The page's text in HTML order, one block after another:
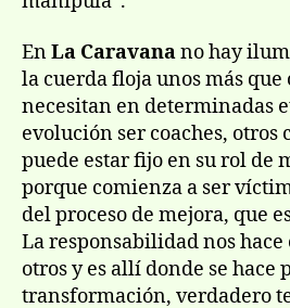
EnLa Caravanano hay
la cuerda floja unos más que
necesitan en determinadas
evolución ser coaches, otros
puede estar fijo en su rol de
porque comienza a ser
del proceso de mejora, que
La responsabilidad nos
otros y es allí donde se hace
transformación, verdadero